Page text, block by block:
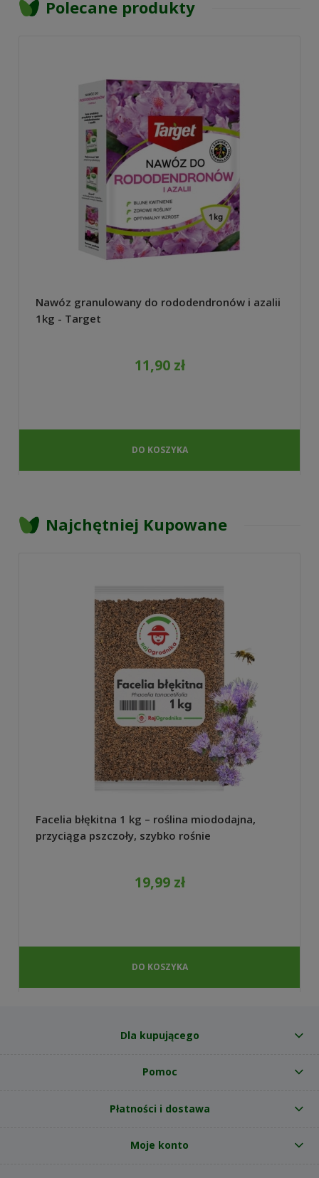
Polecane produkty
Nawóz granulowany do rododendronów i azalii
1kg - Target
11,90 zł
DO KOSZYKA
Najchętniej Kupowane
Facelia błękitna 1 kg – roślina miododajna,
przyciąga pszczoły, szybko rośnie
19,99 zł
DO KOSZYKA
Dla kupującego
Pomoc
Płatności i dostawa
Moje konto